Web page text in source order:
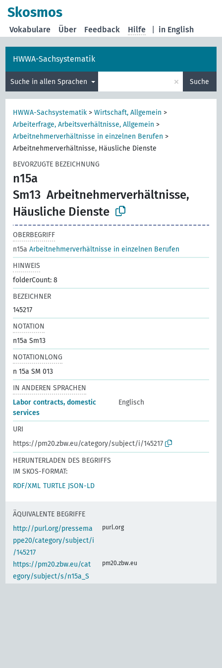
Skosmos
in English
Vokabulare Über Feedback Hilfe
HWWA-Sachsystematik
Suche in allen Sprachen × Suche
HWWA-Sachsystematik >Wirtschaft, Allgemein >
Arbeiterfrage, Arbeitsverhältnisse, Allgemein >
Arbeitnehmerverhältnisse in einzelnen Berufen >
Arbeitnehmerverhältnisse, Häusliche Dienste
BEVORZUGTE BEZEICHNUNG
n15a
Sm13 Arbeitnehmerverhältnisse,
Häusliche Dienste
OBERBEGRIFF
n15aArbeitnehmerverhältnisse in einzelnen Berufen
HINWEIS
folderCount: 8
BEZEICHNER
145217
NOTATION
n15a Sm13
NOTATIONLONG
n 15a SM 013
IN ANDEREN SPRACHEN
Labor contracts, domestic
services
Englisch
URI
https://pm20.zbw.eu/category/subject/i/145217
HERUNTERLADEN DES BEGRIFFS
IM SKOS-FORMAT:
RDF/XML TURTLE JSON-LD
ÄQUIVALENTE BEGRIFFE
http://purl.org/pressema
ppe20/category/subject/i
/145217
purl.org
https://pm20.zbw.eu/cat
egory/subject/s/n15a_S
pm20.zbw.eu